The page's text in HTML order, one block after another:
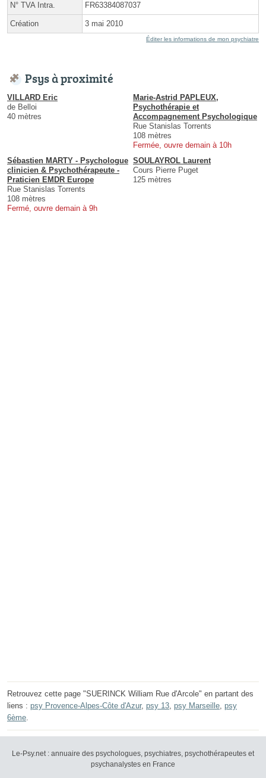
N° TVA Intra. FR63384087037
Création 3 mai 2010
Éditer les informations de mon psychiatre
Psys à proximité
VILLARD Eric
de Belloi
40 mètres
Marie-Astrid PAPLEUX,
Psychothérapie et
Accompagnement Psychologique
Rue Stanislas Torrents
108 mètres
Fermée, ouvre demain à 10h
Sébastien MARTY - Psychologue
clinicien & Psychothérapeute -
Praticien EMDR Europe
Rue Stanislas Torrents
108 mètres
Fermé, ouvre demain à 9h
SOULAYROL Laurent
Cours Pierre Puget
125 mètres
Retrouvez cette page "SUERINCK William Rue d'Arcole" en partant des
liens : psy Provence-Alpes-Côte d'Azur, psy 13, psy Marseille, psy
6ème.
Le-Psy.net : annuaire des psychologues, psychiatres, psychothérapeutes et
psychanalystes en France